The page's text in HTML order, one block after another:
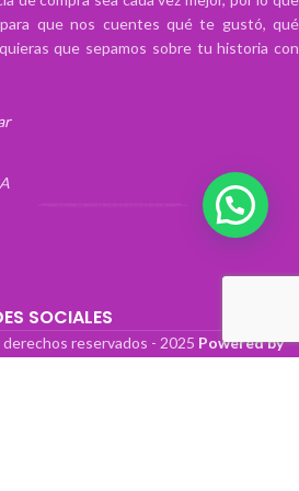
que nos cuentes qué te gustó, qué
que sepamos sobre tu historia con
SOCIALES
reservados - 2025 Powered by